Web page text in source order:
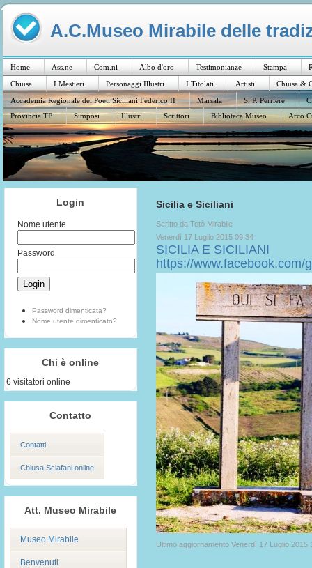
A.C.Museo Mirabile delle
Home Ass.ne Com.ni Albo d'oro Testimonianze Stampa
Chiusa
I Mestieri Personaggi Illustri I Titolati Artisti
Chiusa &
Accademia Regionale dei Poeti Siciliani Federico II
Marsala S. P. Perriere
Provincia TP
Simposi Illustri Scrittori Biblioteca Museo Arco
Login
Nome utente
Password
Password dimenticata?
Nome utente dimenticato?
Chi è online
6 visitatori online
Contatto
Contatti
Chiusa Sclafani online
Att. Museo Mirabile
Museo Mirabile
Benvenuti
Sicilia e Siciliani
Scritto da Totò Mirabile
Venerdì 17 Luglio 2015 09:34
SICILIA E SICILIANI
https://
Ultimo aggiornamento Venerdì 17 Luglio 2015